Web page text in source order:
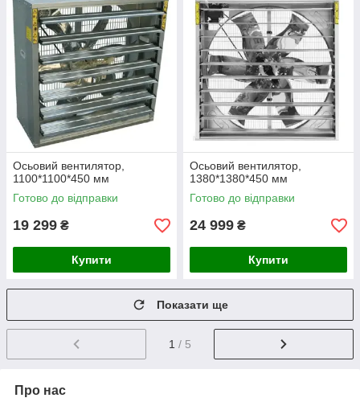
Осьовий вентилятор,
1100*1100*450 мм
Готово до відправки
19 299 ₴
Купити
Осьовий вентилятор,
1380*1380*450 мм
Готово до відправки
24 999 ₴
Купити
Показати ще
1 / 5
Про нас